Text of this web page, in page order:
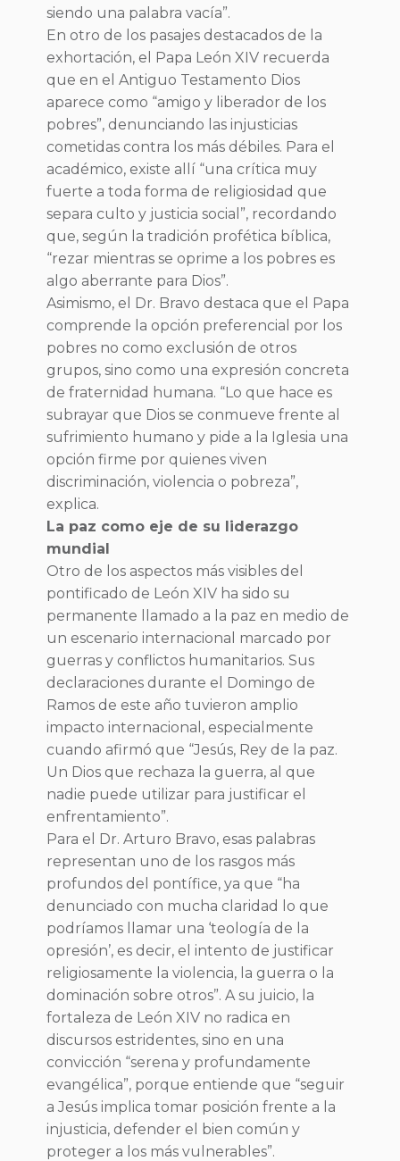
siendo una palabra vacía”.
En otro de los pasajes destacados de la
exhortación, el Papa León XIV recuerda
que en el Antiguo Testamento Dios
aparece como “amigo y liberador de los
pobres”, denunciando las injusticias
cometidas contra los más débiles. Para el
académico, existe allí “una crítica muy
fuerte a toda forma de religiosidad que
separa culto y justicia social”, recordando
que, según la tradición profética bíblica,
“rezar mientras se oprime a los pobres es
algo aberrante para Dios”.
Asimismo, el Dr. Bravo destaca que el Papa
comprende la opción preferencial por los
pobres no como exclusión de otros
grupos, sino como una expresión concreta
de fraternidad humana. “Lo que hace es
subrayar que Dios se conmueve frente al
sufrimiento humano y pide a la Iglesia una
opción firme por quienes viven
discriminación, violencia o pobreza”,
explica.
La paz como eje de su liderazgo
mundial
Otro de los aspectos más visibles del
pontificado de León XIV ha sido su
permanente llamado a la paz en medio de
un escenario internacional marcado por
guerras y conflictos humanitarios. Sus
declaraciones durante el Domingo de
Ramos de este año tuvieron amplio
impacto internacional, especialmente
cuando afirmó que “Jesús, Rey de la paz.
Un Dios que rechaza la guerra, al que
nadie puede utilizar para justificar el
enfrentamiento”.
Para el Dr. Arturo Bravo, esas palabras
representan uno de los rasgos más
profundos del pontífice, ya que “ha
denunciado con mucha claridad lo que
podríamos llamar una ‘teología de la
opresión’, es decir, el intento de justificar
religiosamente la violencia, la guerra o la
dominación sobre otros”. A su juicio, la
fortaleza de León XIV no radica en
discursos estridentes, sino en una
convicción “serena y profundamente
evangélica”, porque entiende que “seguir
a Jesús implica tomar posición frente a la
injusticia, defender el bien común y
proteger a los más vulnerables”.